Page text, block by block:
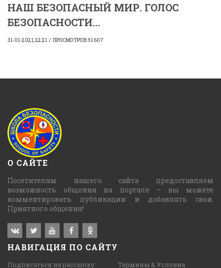
НАШ БЕЗОПАСНЫЙ МИР. ГОЛОС
БЕЗОПАСНОСТИ...
31-01-2021, 22:21 ПРОСМОТРОВ: 51 607
О САЙТЕ
Посетителям нашего сайта предоставляем
возможность общения на портале – вы можете
комментировать публикации и добавлять свои.
Приятного общения!
НАВИГАЦИЯ ПО САЙТУ
Подписаться на рассылку Термины & Условия